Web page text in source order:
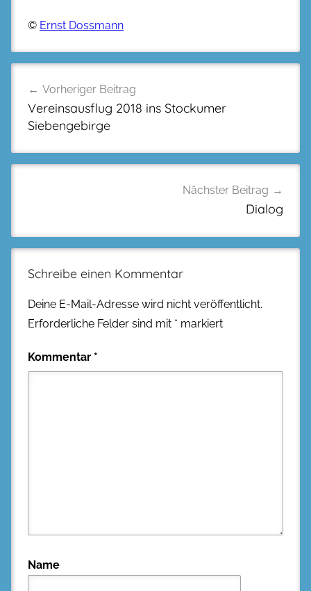
© Ernst Dossmann
Vorheriger Beitrag
Vereinsausflug 2018 ins Stockumer
Siebengebirge
Nächster Beitrag
Dialog
Schreibe einen Kommentar
Deine E-Mail-Adresse wird nicht veröffentlicht.
Erforderliche Felder sind mit * markiert
Kommentar *
Name